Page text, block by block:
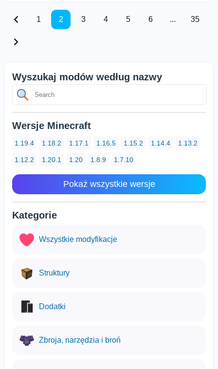
1 2 3 4 5 6 ... 35
Wyszukaj modów według nazwy
Wersje Minecraft
1.19.4 1.18.2 1.17.1 1.16.5 1.15.2 1.14.4 1.13.2
1.12.2 1.20.1 1.20 1.8.9 1.7.10
Pokaż wszystkie wersje
Kategorie
Wszystkie modyfikacje
Struktury
Dodatki
Zbroja, narzędzia i broń